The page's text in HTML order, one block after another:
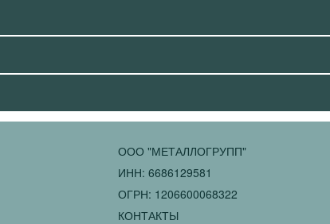
ООО "МЕТАЛЛОГРУПП"
ИНН: 6686129581
ОГРН: 1206600068322
КОНТАКТЫ